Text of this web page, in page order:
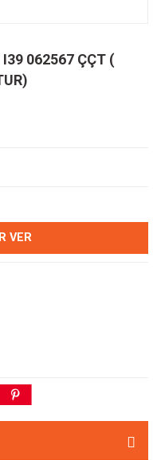
I39 062567 ÇÇT (
VER